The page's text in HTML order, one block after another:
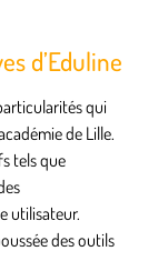
d’Eduline
qui
de Lille.
tels que
utilisateur.
des outils